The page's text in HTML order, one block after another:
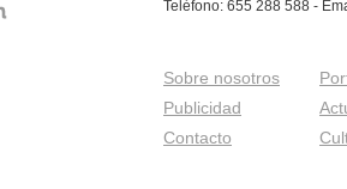
Teléfono: 655 288 588 -
Sobre nosotros
Publicidad
Contacto